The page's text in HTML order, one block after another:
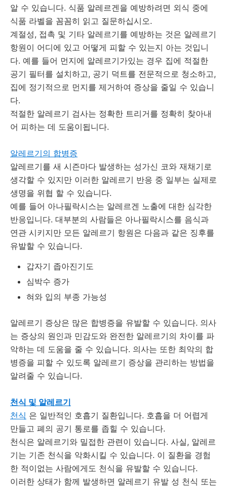
알 수 있습니다. 식품 알레르겐을 예방하려면 외식 중에
식품 라벨을 꼼꼼히 읽고 질문하십시오.
계절성, 접촉 및 기타 알레르기를 예방하는 것은 알레르기
항원이 어디에 있고 어떻게 피할 수 있는지 아는 것입니
다. 예를 들어 먼지에 알레르기가있는 경우 집에 적절한
공기 필터를 설치하고, 공기 덕트를 전문적으로 청소하고,
집에 정기적으로 먼지를 제거하여 증상을 줄일 수 있습니
다.
적절한 알레르기 검사는 정확한 트리거를 정확히 찾아내
어 피하는 데 도움이됩니다.
알레르기의 합병증
알레르기를 새 시즌마다 발생하는 성가신 코와 재채기로
생각할 수 있지만 이러한 알레르기 반응 중 일부는 실제로
생명을 위협 할 수 있습니다.
예를 들어 아나필락시스는 알레르겐 노출에 대한 심각한
반응입니다. 대부분의 사람들은 아나필락시스를 음식과
연관 시키지만 모든 알레르기 항원은 다음과 같은 징후를
유발할 수 있습니다.
갑자기 좁아진기도
심박수 증가
혀와 입의 부종 가능성
알레르기 증상은 많은 합병증을 유발할 수 있습니다. 의사
는 증상의 원인과 민감도와 완전한 알레르기의 차이를 파
악하는 데 도움을 줄 수 있습니다. 의사는 또한 최악의 합
병증을 피할 수 있도록 알레르기 증상을 관리하는 방법을
알려줄 수 있습니다.
천식 및 알레르기
천식 은 일반적인 호흡기 질환입니다. 호흡을 더 어렵게
만들고 폐의 공기 통로를 좁힐 수 있습니다.
천식은 알레르기와 밀접한 관련이 있습니다. 사실, 알레르
기는 기존 천식을 악화시킬 수 있습니다. 이 질환을 경험
한 적이없는 사람에게도 천식을 유발할 수 있습니다.
이러한 상태가 함께 발생하면 알레르기 유발 성 천식 또는